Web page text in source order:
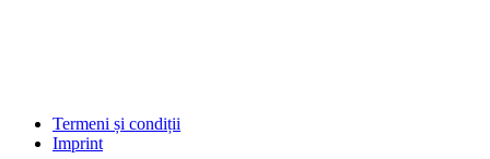
Termeni și condiții
Imprint